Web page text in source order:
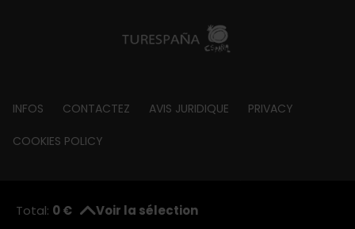
Total: 0 € Voir la sélection
Footer
about
INFOS CONTACTEZ AVIS JURIDIQUE PRIVACY
COOKIES POLICY